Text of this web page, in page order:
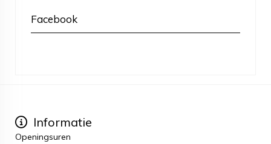
Facebook
Informatie
Openingsuren